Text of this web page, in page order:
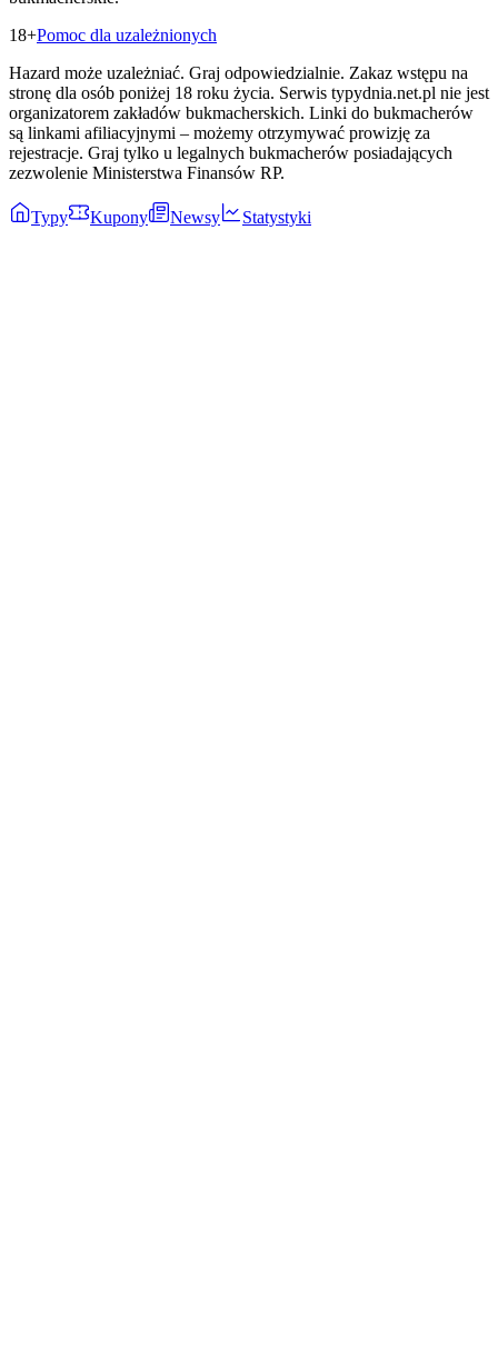
18+Pomoc dla uzależnionych
Hazard może uzależniać. Graj odpowiedzialnie. Zakaz wstępu na
stronę dla osób poniżej 18 roku życia. Serwis typydnia.net.pl nie jest
organizatorem zakładów bukmacherskich. Linki do bukmacherów
są linkami afiliacyjnymi – możemy otrzymywać prowizję za
rejestracje. Graj tylko u legalnych bukmacherów posiadających
zezwolenie Ministerstwa Finansów RP.
Typy Kupony Newsy Statystyki